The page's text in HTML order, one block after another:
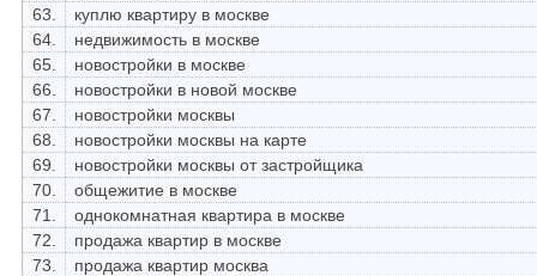
63.
куплю квартиру в москве
64.
недвижимость в москве
65.
новостройки в москве
66.
новостройки в новой москве
67.
новостройки москвы
68.
новостройки москвы на карте
69.
новостройки москвы от застройщика
70.
общежитие в москве
71.
однокомнатная квартира в москве
72.
продажа квартир в москве
73.
продажа квартир москва